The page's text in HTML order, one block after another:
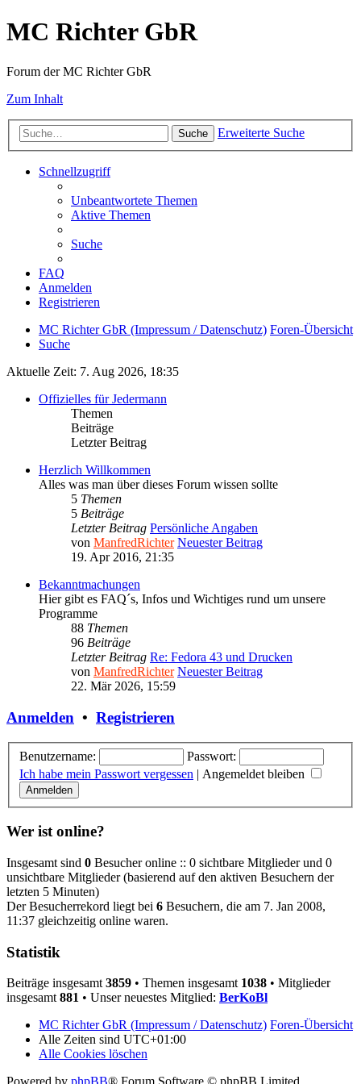
MC Richter GbR
Forum der MC Richter GbR
Zum Inhalt
Suche Erweiterte Suche
Schnellzugriff
Unbeantwortete Themen
Aktive Themen
Suche
FAQ
Anmelden
Registrieren
MC Richter GbR (Impressum / Datenschutz) Foren-Übersicht
Suche
Aktuelle Zeit: 7. Aug 2026, 18:35
Offizielles für Jedermann
Themen
Beiträge
Letzter Beitrag
Herzlich Willkommen
Alles was man über dieses Forum wissen sollte
5 Themen
5 Beiträge
Letzter Beitrag Persönliche Angaben
von ManfredRichter Neuester Beitrag
19. Apr 2016, 21:35
Bekanntmachungen
Hier gibt es FAQ´s, Infos und Wichtiges rund um unsere
Programme
88 Themen
96 Beiträge
Letzter Beitrag Re: Fedora 43 und Drucken
von ManfredRichter Neuester Beitrag
22. Mär 2026, 15:59
Anmelden • Registrieren
Benutzername:
Passwort:
Ich habe mein Passwort vergessen | Angemeldet bleiben
Wer ist online?
Insgesamt sind 0 Besucher online :: 0 sichtbare Mitglieder und 0
unsichtbare Mitglieder (basierend auf den aktiven Besuchern der
letzten 5 Minuten)
Der Besucherrekord liegt bei 6 Besuchern, die am 7. Jan 2008,
11:37 gleichzeitig online waren.
Statistik
Beiträge insgesamt 3859 • Themen insgesamt 1038 • Mitglieder
insgesamt 881 • Unser neuestes Mitglied: BerKoBl
MC Richter GbR (Impressum / Datenschutz) Foren-Übersicht
Alle Zeiten sind UTC+01:00
Alle Cookies löschen